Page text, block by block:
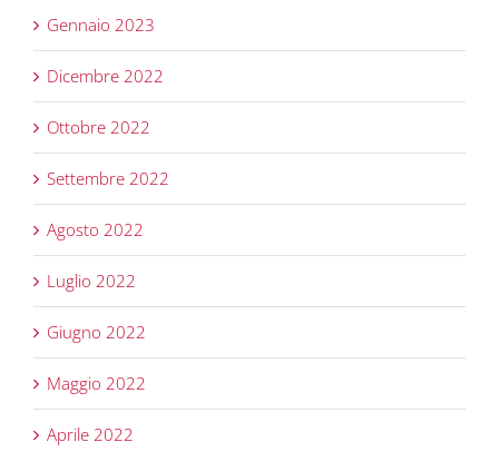
Gennaio 2023
Dicembre 2022
Ottobre 2022
Settembre 2022
Agosto 2022
Luglio 2022
Giugno 2022
Maggio 2022
Aprile 2022